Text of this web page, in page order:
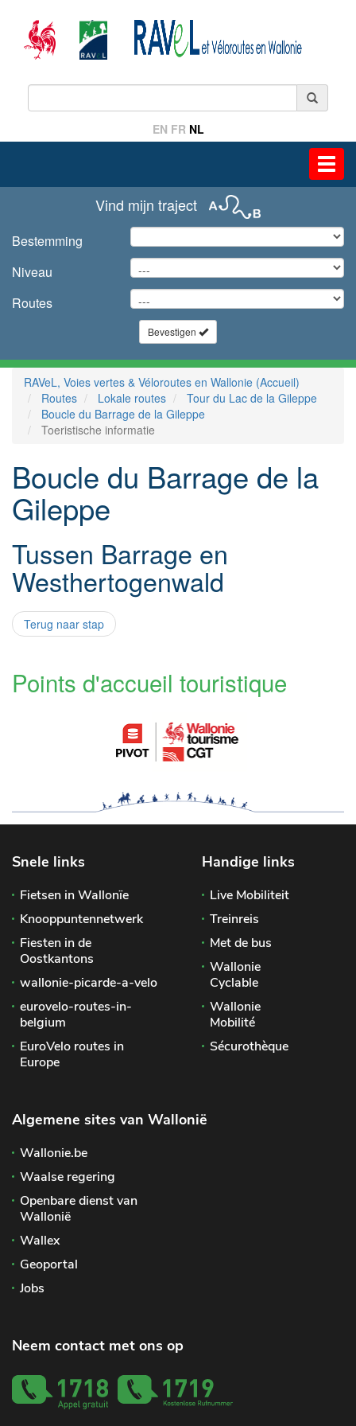
EN FR NL
Vind mijn traject
Bestemming
Niveau
Routes
Bevestigen
RAVeL, Voies vertes & Véloroutes en Wallonie (Accueil)
Routes
Lokale routes
Tour du Lac de la Gileppe
Boucle du Barrage de la Gileppe
Toeristische informatie
Boucle du Barrage de la
Gileppe
Tussen Barrage en
Westhertogenwald
Terug naar stap
Points d'accueil touristique
Snele links
Fietsen in Wallonïe
Knooppuntennetwerk
Fiesten in de
Oostkantons
wallonie-picarde-a-velo
eurovelo-routes-in-
belgium
EuroVelo routes in
Europe
Handige links
Live Mobiliteit
Treinreis
Met de bus
Wallonie
Cyclable
Wallonie
Mobilité
Sécurothèque
Algemene sites van Wallonië
Wallonie.be
Waalse regering
Openbare dienst van
Wallonië
Wallex
Geoportal
Jobs
Neem contact met ons op